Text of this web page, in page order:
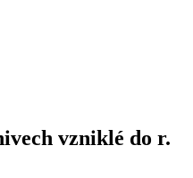
vzniklé do r.